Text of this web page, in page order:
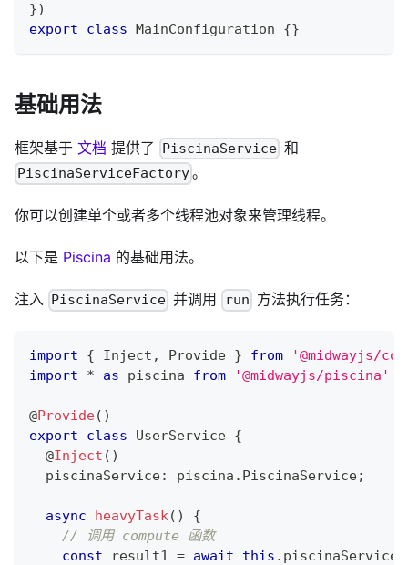
})
export
class MainConfiguration {}
基础用法
框架基于 文档 提供了 PiscinaService 和
PiscinaServiceFactory。
你可以创建单个或者多个线程池对象来管理线程。
以下是 Piscina 的基础用法。
注入 PiscinaService 并调用 run 方法执行任务：
import { Inject , Provide } from
'@midwayjs/
import
* as piscina from '@midwayjs/piscina' ;
@Provide( )
export
class UserService {
@Inject ( )
  piscinaService
: piscina . PiscinaService;
async heavyTask ( )
{
// 调用 compute 函数
const result1 = await this . piscinaService